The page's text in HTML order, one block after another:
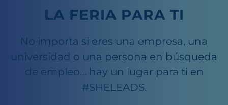
LA FERIA PARA TI
No importa si eres una empresa, una
universidad o una persona en búsqueda
de empleo… hay un lugar para ti en
#SHELEADS.